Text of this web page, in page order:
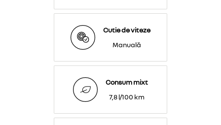
Cutie de viteze
Manuală
Consum mixt
7,8 l/100 km